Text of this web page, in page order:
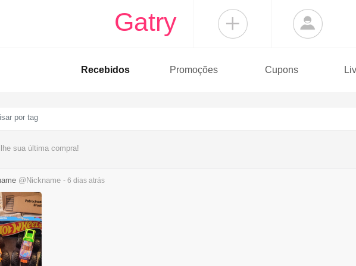
Gatry
Recebidos Promoções Cupons
sua última compra!
@Nickname - 6 dias atrás